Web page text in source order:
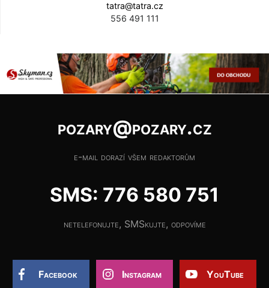
tatra@tatra.cz
556 491 111
pozary@pozary.cz
e-mail dorazí všem redaktorům
SMS: 776 580 751
netelefonujte, SMSkujte, odpovíme
Facebook Instagram YouTube